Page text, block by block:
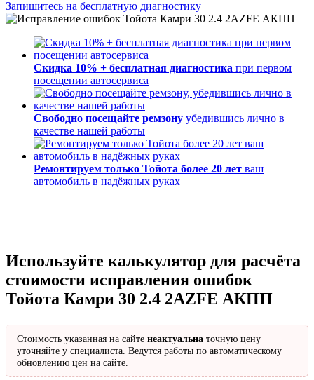
Запишитесь на бесплатную диагностику
Скидка 10% + бесплатная диагностика при первом
посещении автосервиса
Свободно посещайте ремзону убедившись лично в
качестве нашей работы
Ремонтируем только Тойота более 20 лет ваш
автомобиль в надёжных руках
Используйте калькулятор для расчёта
стоимости исправления ошибок
Тойота Камри 30 2.4 2AZFE АКПП
Стоимость указанная на сайте неактуальна точную цену
уточняйте у специалиста. Ведутся работы по автоматическому
обновлению цен на сайте.